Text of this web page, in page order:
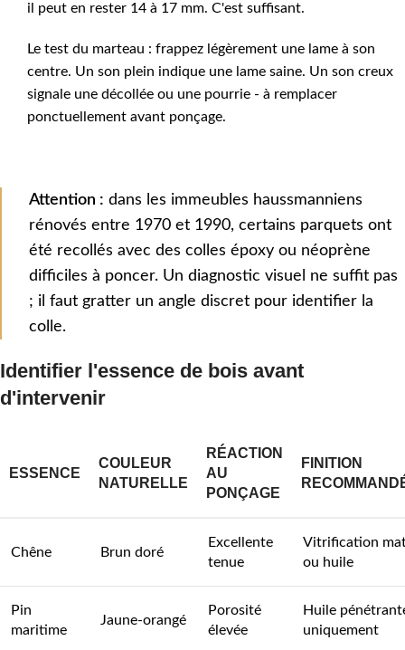
il peut en rester 14 à 17 mm. C'est suffisant.
Le test du marteau : frappez légèrement une lame à son
centre. Un son plein indique une lame saine. Un son creux
signale une décollée ou une pourrie - à remplacer
ponctuellement avant ponçage.
Attention : dans les immeubles haussmanniens
rénovés entre 1970 et 1990, certains parquets ont
été recollés avec des colles époxy ou néoprène
difficiles à poncer. Un diagnostic visuel ne suffit pas
; il faut gratter un angle discret pour identifier la
colle.
Identifier l'essence de bois avant
d'intervenir
ESSENCE
COULEUR
NATURELLE
RÉACTION
AU
PONÇAGE
FINITION
Chêne Brun doré
Excellente
tenue
Vitrification
ou huile
Pin
maritime
Jaune-orangé
Porosité
élevée
Huile
uniquement